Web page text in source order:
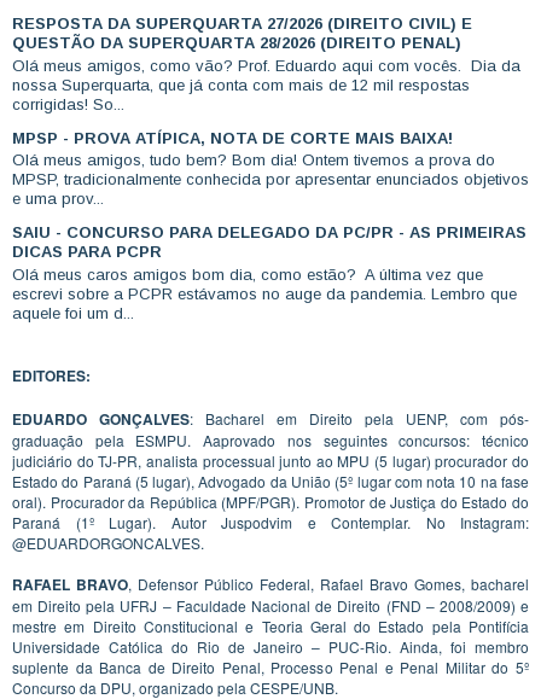
RESPOSTA DA SUPERQUARTA 27/2026 (DIREITO CIVIL) E
QUESTÃO DA SUPERQUARTA 28/2026 (DIREITO PENAL)
Olá meus amigos, como vão? Prof. Eduardo aqui com vocês. Dia da
nossa Superquarta, que já conta com mais de 12 mil respostas
corrigidas! So...
MPSP - PROVA ATÍPICA, NOTA DE CORTE MAIS BAIXA!
Olá meus amigos, tudo bem? Bom dia! Ontem tivemos a prova do
MPSP, tradicionalmente conhecida por apresentar enunciados objetivos
e uma prov...
SAIU - CONCURSO PARA DELEGADO DA PC/PR - AS PRIMEIRAS
DICAS PARA PCPR
Olá meus caros amigos bom dia, como estão? A última vez que
escrevi sobre a PCPR estávamos no auge da pandemia. Lembro que
aquele foi um d...
EDITORES:
EDUARDO GONÇALVES: Bacharel em Direito pela UENP, com pós-
graduação pela ESMPU. Aaprovado nos seguintes concursos: técnico
judiciário do TJ-PR, analista processual junto ao MPU (5 lugar) procurador do
Estado do Paraná (5 lugar), Advogado da União (5º lugar com nota 10 na fase
oral). Procurador da República (MPF/PGR). Promotor de Justiça do Estado do
Paraná (1º Lugar). Autor Juspodvim e Contemplar. No Instagram:
@EDUARDORGONCALVES.
RAFAEL BRAVO, Defensor Público Federal, Rafael Bravo Gomes, bacharel
em Direito pela UFRJ – Faculdade Nacional de Direito (FND – 2008/2009) e
mestre em Direito Constitucional e Teoria Geral do Estado pela Pontifícia
Universidade Católica do Rio de Janeiro – PUC-Rio. Ainda, foi membro
suplente da Banca de Direito Penal, Processo Penal e Penal Militar do 5º
Concurso da DPU, organizado pela CESPE/UNB.